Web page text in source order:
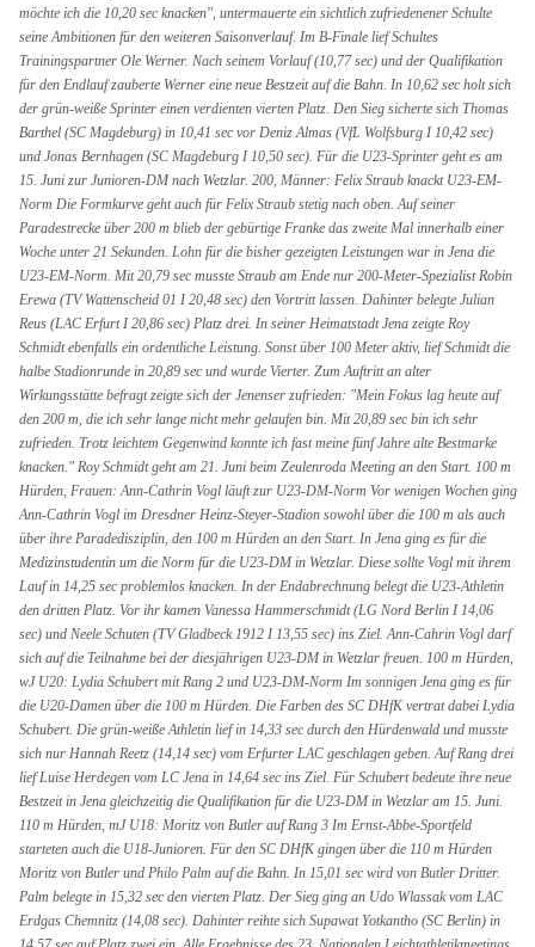
möchte ich die 10,20 sec knacken", untermauerte ein sichtlich zufriedenener Schulte
seine Ambitionen für den weiteren Saisonverlauf. Im B-Finale lief Schultes
Trainingspartner Ole Werner. Nach seinem Vorlauf (10,77 sec) und der Qualifikation
für den Endlauf zauberte Werner eine neue Bestzeit auf die Bahn. In 10,62 sec holt sich
der grün-weiße Sprinter einen verdienten vierten Platz. Den Sieg sicherte sich Thomas
Barthel (SC Magdeburg) in 10,41 sec vor Deniz Almas (VfL Wolfsburg I 10,42 sec)
und Jonas Bernhagen (SC Magdeburg I 10,50 sec). Für die U23-Sprinter geht es am
15. Juni zur Junioren-DM nach Wetzlar. 200, Männer: Felix Straub knackt U23-EM-
Norm Die Formkurve geht auch für Felix Straub stetig nach oben. Auf seiner
Paradestrecke über 200 m blieb der gebürtige Franke das zweite Mal innerhalb einer
Woche unter 21 Sekunden. Lohn für die bisher gezeigten Leistungen war in Jena die
U23-EM-Norm. Mit 20,79 sec musste Straub am Ende nur 200-Meter-Spezialist Robin
Erewa (TV Wattenscheid 01 I 20,48 sec) den Vortritt lassen. Dahinter belegte Julian
Reus (LAC Erfurt I 20,86 sec) Platz drei. In seiner Heimatstadt Jena zeigte Roy
Schmidt ebenfalls ein ordentliche Leistung. Sonst über 100 Meter aktiv, lief Schmidt die
halbe Stadionrunde in 20,89 sec und wurde Vierter. Zum Auftritt an alter
Wirkungsstätte befragt zeigte sich der Jenenser zufrieden: "Mein Fokus lag heute auf
den 200 m, die ich sehr lange nicht mehr gelaufen bin. Mit 20,89 sec bin ich sehr
zufrieden. Trotz leichtem Gegenwind konnte ich fast meine fünf Jahre alte Bestmarke
knacken." Roy Schmidt geht am 21. Juni beim Zeulenroda Meeting an den Start. 100 m
Hürden, Frauen: Ann-Cathrin Vogl läuft zur U23-DM-Norm Vor wenigen Wochen ging
Ann-Cathrin Vogl im Dresdner Heinz-Steyer-Stadion sowohl über die 100 m als auch
über ihre Paradedisziplin, den 100 m Hürden an den Start. In Jena ging es für die
Medizinstudentin um die Norm für die U23-DM in Wetzlar. Diese sollte Vogl mit ihrem
Lauf in 14,25 sec problemlos knacken. In der Endabrechnung belegt die U23-Athletin
den dritten Platz. Vor ihr kamen Vanessa Hammerschmidt (LG Nord Berlin I 14,06
sec) und Neele Schuten (TV Gladbeck 1912 I 13,55 sec) ins Ziel. Ann-Cahrin Vogl darf
sich auf die Teilnahme bei der diesjährigen U23-DM in Wetzlar freuen. 100 m Hürden,
wJ U20: Lydia Schubert mit Rang 2 und U23-DM-Norm Im sonnigen Jena ging es für
die U20-Damen über die 100 m Hürden. Die Farben des SC DHfK vertrat dabei Lydia
Schubert. Die grün-weiße Athletin lief in 14,33 sec durch den Hürdenwald und musste
sich nur Hannah Reetz (14,14 sec) vom Erfurter LAC geschlagen geben. Auf Rang drei
lief Luise Herdegen vom LC Jena in 14,64 sec ins Ziel. Für Schubert bedeute ihre neue
Bestzeit in Jena gleichzeitig die Qualifikation für die U23-DM in Wetzlar am 15. Juni.
110 m Hürden, mJ U18: Moritz von Butler auf Rang 3 Im Ernst-Abbe-Sportfeld
starteten auch die U18-Junioren. Für den SC DHfK gingen über die 110 m Hürden
Moritz von Butler und Philo Palm auf die Bahn. In 15,01 sec wird von Butler Dritter.
Palm belegte in 15,32 sec den vierten Platz. Der Sieg ging an Udo Wlassak vom LAC
Erdgas Chemnitz (14,08 sec). Dahinter reihte sich Supawat Yotkantho (SC Berlin) in